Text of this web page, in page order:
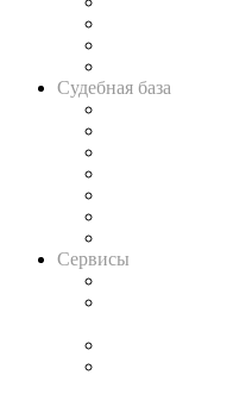
Судебная база
Сервисы